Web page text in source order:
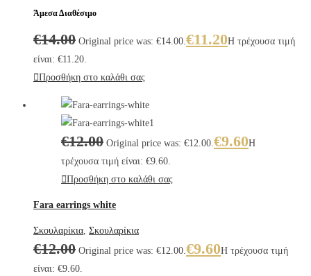
Άμεσα Διαθέσιμο
€14.00 Original price was: €14.00.€11.20Η τρέχουσα τιμή
είναι: €11.20.
Προσθήκη στο καλάθι σας
€12.00 Original price was: €12.00.€9.60Η
τρέχουσα τιμή είναι: €9.60.
Προσθήκη στο καλάθι σας
Fara earrings white
Σκουλαρίκια, Σκουλαρίκια
€12.00 Original price was: €12.00.€9.60Η τρέχουσα τιμή
είναι: €9.60.